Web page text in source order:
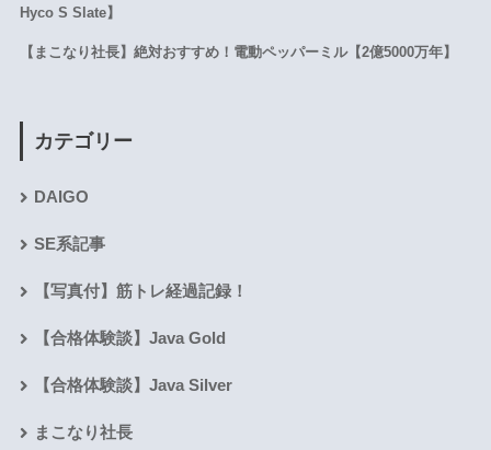
Hyco S Slate】
【まこなり社長】絶対おすすめ！電動ペッパーミル【2億5000万年】
カテゴリー
DAIGO
SE系記事
【写真付】筋トレ経過記録！
【合格体験談】Java Gold
【合格体験談】Java Silver
まこなり社長